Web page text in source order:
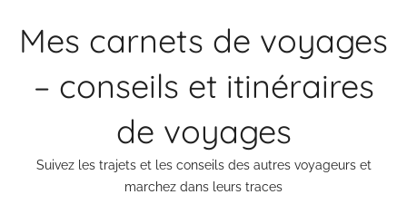
Mes carnets de voyages
– conseils et itinéraires
de voyages
Suivez les trajets et les conseils des autres voyageurs et
marchez dans leurs traces